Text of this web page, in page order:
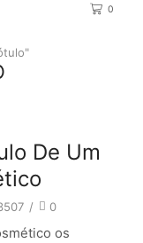
0
De Um
/ 0
os